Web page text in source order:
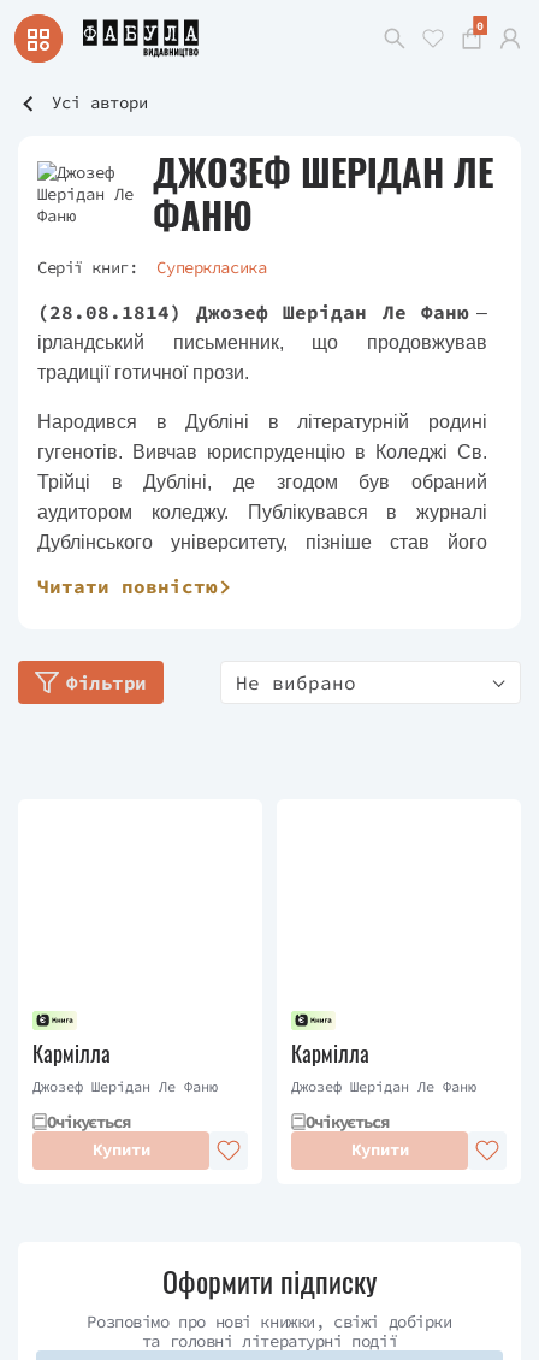
0
Усі автори
ДЖОЗЕФ ШЕРІДАН ЛЕ
ФАНЮ
Серії книг: Суперкласика
(28.08.1814) Джозеф Шерідан Ле Фаню–
ірландський письменник, що продовжував
традиції готичної прози.
Народився в Дубліні в літературній родині
гугенотів. Вивчав юриспруденцію в Коледжі Св.
Трійці в Дубліні, де згодом був обраний
аудитором коледжу. Публікувався в журналі
Дублінського університету, пізніше став його
творів. Опублікував 14 романів, з яких найбільш
Читати повністю
Фільтри Не вибрано
Кармілла
Джозеф Шерідан Ле Фаню
Очікується
Купити
Кармілла
Джозеф Шерідан Ле Фаню
Очікується
Купити
Оформити підписку
Розповімо про нові книжки, свіжі добірки
та головні літературні події